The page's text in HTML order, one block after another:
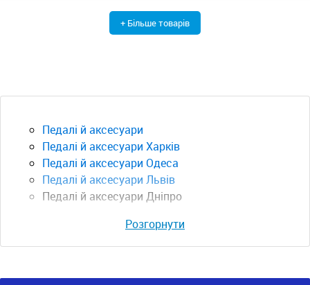
+ Більше товарів
Педалі й аксесуари
Педалі й аксесуари Харків
Педалі й аксесуари Одеса
Педалі й аксесуари Львів
Педалі й аксесуари Дніпро
Розгорнути